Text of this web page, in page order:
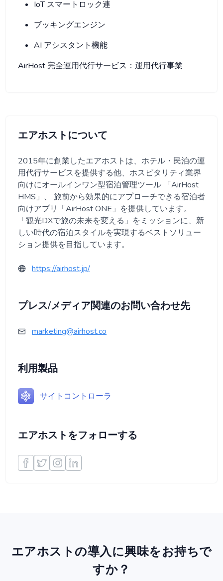
エアホストについて
2015年に創業したエアホストは、ホテル・民泊の運
用代行サービスを提供する他、ホスピタリティ業界
向けにオールインワン型宿泊管理ツール 「AirHost
HMS」、 旅前から効果的にアプローチできる宿泊者
向けアプリ「AirHost ONE」を提供しています。
「観光DXで旅の未来を変える」をミッションに、新
しい時代の宿泊スタイルを実現するベストソリュー
ション提供を目指しています。
https://airhost.jp/
プレス/メディア関連のお問い合わせ先
marketing@airhost.co
利用製品
サイトコントローラ
エアホストをフォローする
IoT スマートロック連
ブッキングエンジン
AI アシスタント機能
AirHost 完全運用代行サービス：運用代行事業
エアホストの導入に興味をお持ちで
すか？